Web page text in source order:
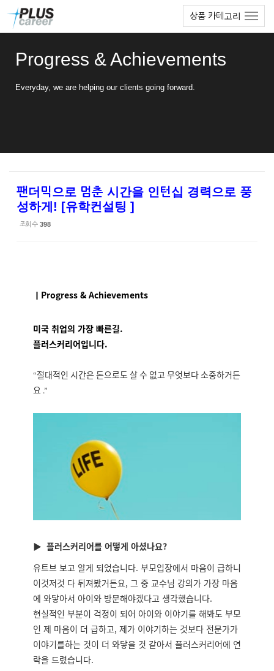
상품 카테고리
Progress & Achievements
Everyday, we are helping our clients going forward.
팬더믹으로 멈춘 시간을 인턴십 경력으로 풍
성하게! [유학컨설팅 ]
조회 수 398
ㅣProgress & Achievements
미국 취업의 가장 빠른길.
플러스커리어입니다.
“절대적인 시간은 돈으로도 살 수 없고 무엇보다 소중하거든
요 .”
▶ 플러스커리어를 어떻게 아셨나요?
유트브 보고 알게 되었습니다. 부모입장에서 마음이 급하니
이것저것 다 뒤져봤거든요, 그 중 교수님 강의가 가장 마음
에 와닿아서 아이와 방문해야겠다고 생각했습니다.
현실적인 부분이 걱정이 되어 아이와 이야기를 해봐도 부모
인 제 마음이 더 급하고, 제가 이야기하는 것보다 전문가가
이야기를하는 것이 더 와닿을 것 같아서 플러스커리어에 연
락을 드렸습니다.